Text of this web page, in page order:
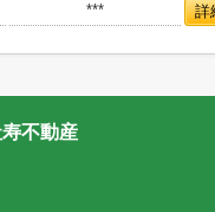
***
詳
不動産